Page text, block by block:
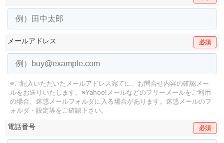
メールアドレス 必須
※ご記入いただいたメールアドレス宛てに、お問合せ内容の確認メー
ルをお送りいたします。 ※Yahoo!メールなどのフリーメールをご利用
の場合、迷惑メールフォルダに入る場合があります。 迷惑メールのフ
ォルダ・設定等をご確認下さい。
電話番号 必須